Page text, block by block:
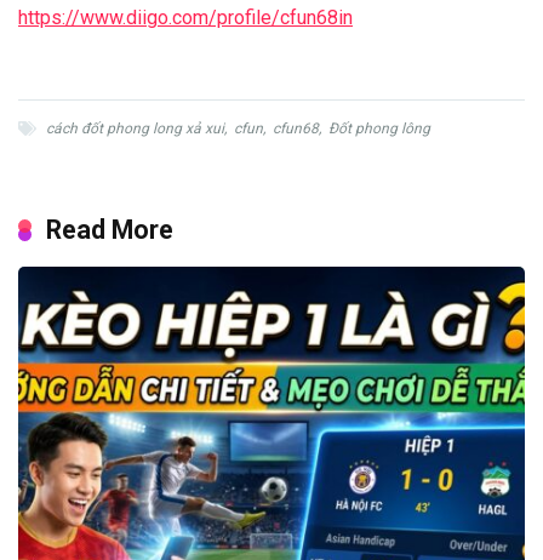
https://www.diigo.com/profile/cfun68in
cách đốt phong long xả xui, cfun, cfun68, Đốt phong lông
Read More